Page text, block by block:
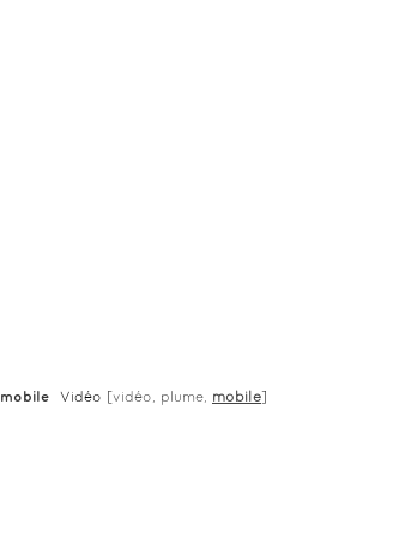
mobile Vidéo [vidéo, plume, mobile]